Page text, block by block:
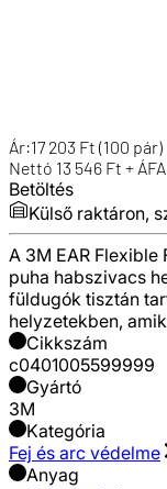
Ár:17 203 Ft (100 pár)
Nettó 13 546 Ft + ÁFA
Betöltés
Külső raktáron,
A 3M EAR
puha habszivacs
füldugók tisztán
helyzetekben,
Cikkszám
c0401005599999
Gyártó
3M
Kategória
Fej és arc védelme
Anyag